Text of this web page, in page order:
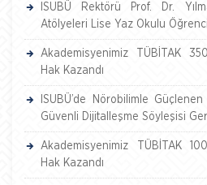
ISUBÜ Rektörü Prof. Dr.
Atölyeleri Lise Yaz Okulu
Akademisyenimiz TÜBİTAK
Hak Kazandı
ISUBÜ’de Nörobilimle
Güvenli Dijitalleşme Söyleşisi
Akademisyenimiz TÜBİTAK
Hak Kazandı